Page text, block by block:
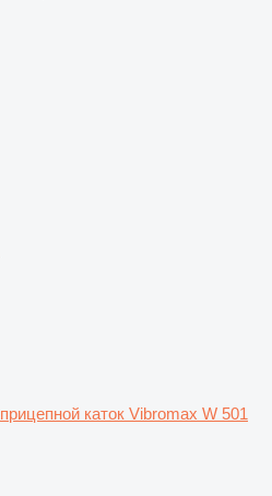
прицепной каток Vibromax W 501